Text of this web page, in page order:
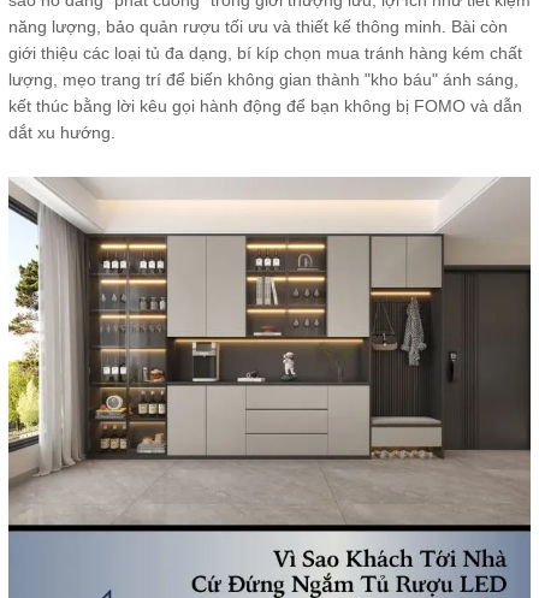
năng lượng, bảo quản rượu tối ưu và thiết kế thông minh. Bài còn
giới thiệu các loại tủ đa dạng, bí kíp chọn mua tránh hàng kém chất
lượng, mẹo trang trí để biến không gian thành "kho báu" ánh sáng,
kết thúc bằng lời kêu gọi hành động để bạn không bị FOMO và dẫn
dắt xu hướng.